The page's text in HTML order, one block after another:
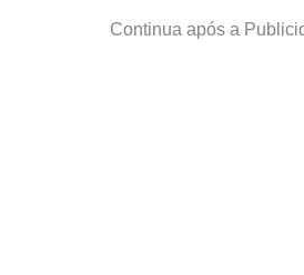
Continua após a